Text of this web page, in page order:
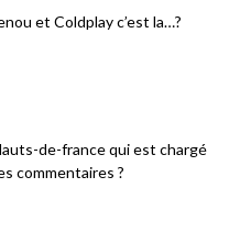
et Coldplay c’est la…?
de-france qui est chargé
commentaires ?